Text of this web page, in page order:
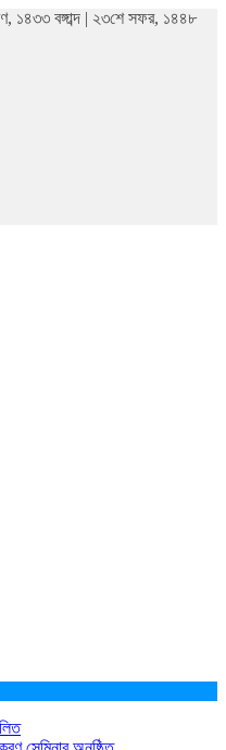
১৪৩৩ বঙ্গাব্দ | ২৩শে সফর, ১৪৪৮